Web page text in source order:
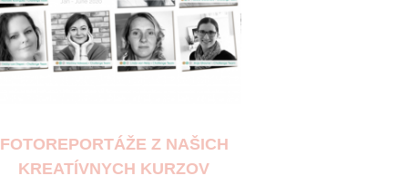
FOTOREPORTÁŽE Z NAŠICH
KREATÍVNYCH KURZOV